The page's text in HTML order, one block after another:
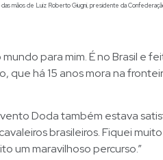
mãos de Luiz Roberto Giugni, presidente da
mundo para mim. É no Brasil e
que há 15 anos mora na
Doda também estava
brasileiros. Fiquei
um maravilhoso percurso.”